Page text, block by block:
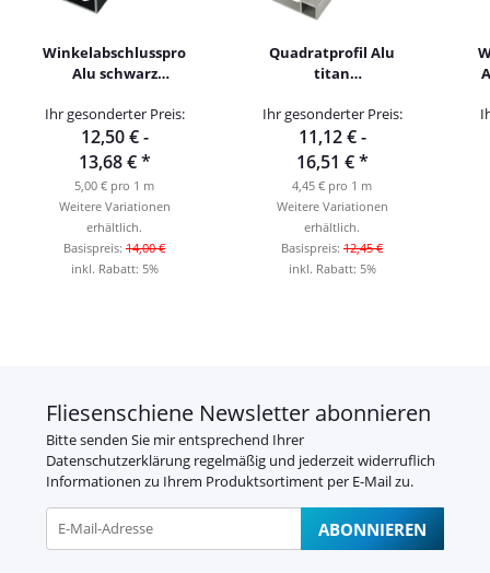
Winkelabschlussprofil
Alu schwarz
gebürstet 250cm
Ihr gesonderter Preis:
12,50 € -
13,68 €*
5,00 € pro 1 m
Weitere Variationen
erhältlich.
Basispreis: 14,00 €
inkl. Rabatt: 5%
Quadratprofil Alu
titan
gebürstet 250cm
Ihr gesonderter Preis:
11,12 € -
16,51 €*
4,45 € pro 1 m
Weitere Variationen
erhältlich.
Basispreis: 12,45 €
inkl. Rabatt: 5%
Fliesenschiene Newsletter abonnieren
Bitte senden Sie mir entsprechend Ihrer
Datenschutzerklärung regelmäßig und jederzeit widerruflich
Informationen zu Ihrem Produktsortiment per E-Mail zu.
ABONNIEREN